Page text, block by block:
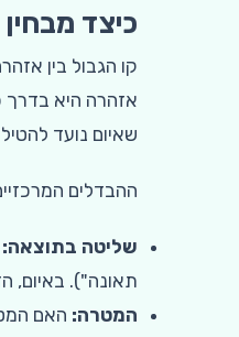
כיצד
קו הגבול בין
אזהרה היא בדרך
שאיום נועד
ההבדלים
שליטה בתוצאה:
תאונה"). באיום,
המטרה: האם